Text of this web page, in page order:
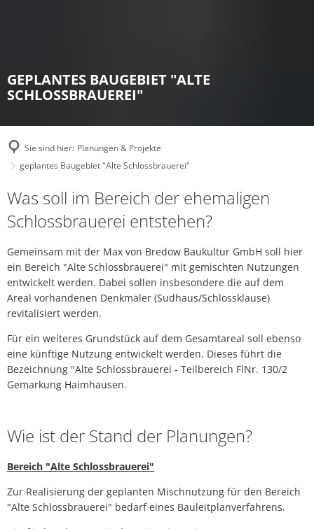
Politik
Satzungen & Verordnungen
Schule & Bildung
Solidarisches Haimhausen
Ehrenamtsauto
Veranstaltungskalender
Baugebiet "Nördlich des
geplantes Baugebiet "Alte
Verbrauchermarkt und Baugebiet
geplantes
Sachlicher und räumlicher
Begrünung Baugebiet
Sonstiges
Kultur & Geschichte
Heimatmuseum
Alter
GEPLANTES BAUGEBIET "ALTE
SCHLOSSBRAUEREI"
Sie sind hier: Planungen & Projekte
geplantes Baugebiet "Alte Schlossbrauerei"
geplantes
Baugebiet
"Alte
Schlossbrauerei"
Was soll im Bereich der ehemaligen
Schlossbrauerei entstehen?
Gemeinsam mit der Max von Bredow Baukultur GmbH soll hier
ein Bereich "Alte Schlossbrauerei" mit gemischten Nutzungen
entwickelt werden. Dabei sollen insbesondere die auf dem
Areal vorhandenen Denkmäler (Sudhaus/Schlossklause)
revitalisiert werden.
Für ein weiteres Grundstück auf dem Gesamtareal soll ebenso
eine künftige Nutzung entwickelt werden. Dieses führt die
Bezeichnung "Alte Schlossbrauerei - Teilbereich FlNr. 130/2
Gemarkung Haimhausen.
Wie ist der Stand der Planungen?
Bereich "Alte Schlossbrauerei"
Zur Realisierung der geplanten Mischnutzung für den Bereich
"Alte Schlossbrauerei" bedarf eines Bauleitplanverfahrens.